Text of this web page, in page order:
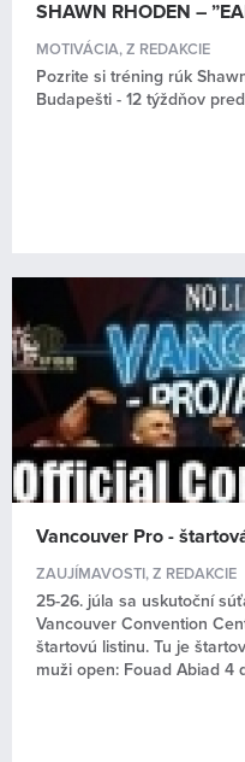
SHAWN RHODEN –
MOTIVÁCIA,Z REDAKCIE
Pozrite si tréning rúk
Budapešti - 12 týždňov
Vancouver Pro -
ZAUJÍMAVOSTI,Z REDAKCIE
25-26. júla sa uskutoční
Vancouver Convention
štartovú listinu. Tu je
muži open: Fouad Abiad 4